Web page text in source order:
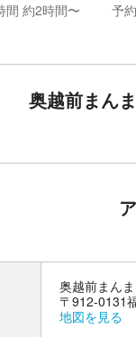
間 約2時間〜 予
奥越前まん
奥越前まん
〒912-0131
地図を見る